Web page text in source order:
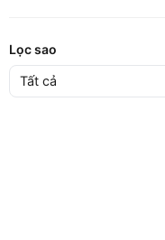
Lọc sao